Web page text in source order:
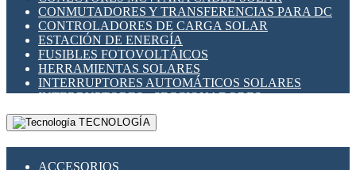
CONMUTADORES Y TRANSFERENCIAS PARA DC
CONTROLADORES DE CARGA SOLAR
ESTACIÓN DE ENERGÍA
FUSIBLES FOTOVOLTÁICOS
HERRAMIENTAS SOLARES
INTERRUPTORES AUTOMÁTICOS SOLARES
INTERRUPTORES - SECCIONADORES
FOTOVOLTÁICOS
MONTAJE PANEL SOLAR
TECNOLOGÍA
ACCESORIOS